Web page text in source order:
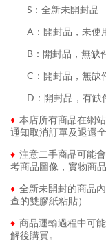
S：全新未開封品
A：開封品，未使
B：開封品，無缺
C：開封品，無缺
D：開封品，有缺
♦ 本店所有商品在網
通知取消訂單及退還全
♦ 注意二手商品可能
考商品圖像，實物商
♦ 全新未開封的商品
查的雙膠紙粘貼）
♦ 商品運輸過程中可
解後購買。